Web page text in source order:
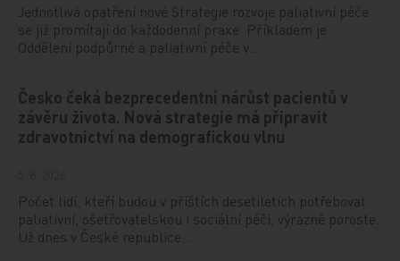
Jednotlivá opatření nové Strategie rozvoje paliativní péče
se již promítají do každodenní praxe. Příkladem je
Oddělení podpůrné a paliativní péče v…
Česko čeká bezprecedentní nárůst pacientů v
závěru života. Nová strategie má připravit
zdravotnictví na demografickou vlnu
Počet lidí, kteří budou v příštích desetiletích potřebovat
paliativní, ošetřovatelskou i sociální péči, výrazně poroste.
Už dnes v České republice…